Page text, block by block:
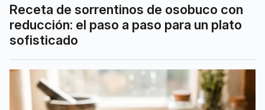
Receta de sorrentinos de osobuco con
reducción: el paso a paso para un plato
sofisticado